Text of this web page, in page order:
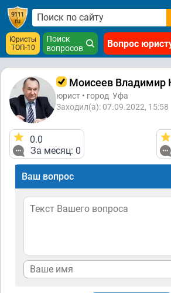
Юристы
ТОП-10
Поиск
вопросов
Вопрос
Моисеев Владимир
юрист • город Уфа
Заходил(а): 07.09.2022, 15:58
0.0
За месяц: 0
Ваш вопрос